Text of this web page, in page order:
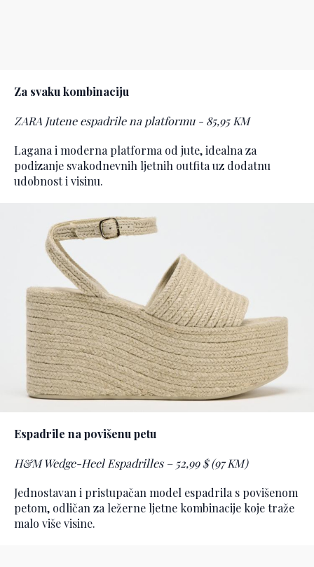
Za svaku kombinaciju
ZARA Jutene espadrile na platformu - 85,95 KM
Lagana i moderna platforma od jute, idealna za
podizanje svakodnevnih ljetnih outfita uz dodatnu
udobnost i visinu.
Espadrile na povišenu petu
H&M Wedge-Heel Espadrilles – 52,99 $ (97 KM)
Jednostavan i pristupačan model espadrila s povišenom
petom, odličan za ležerne ljetne kombinacije koje traže
malo više visine.